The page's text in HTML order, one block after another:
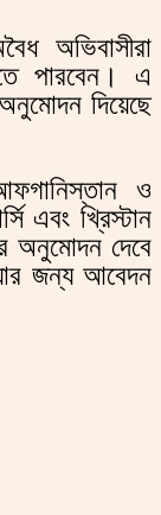
অভিবাসীরা
পারবেন। এ
দিয়েছে
ও
এবং খ্রিস্টান
অনুমোদন দেবে
জন্য আবেদন